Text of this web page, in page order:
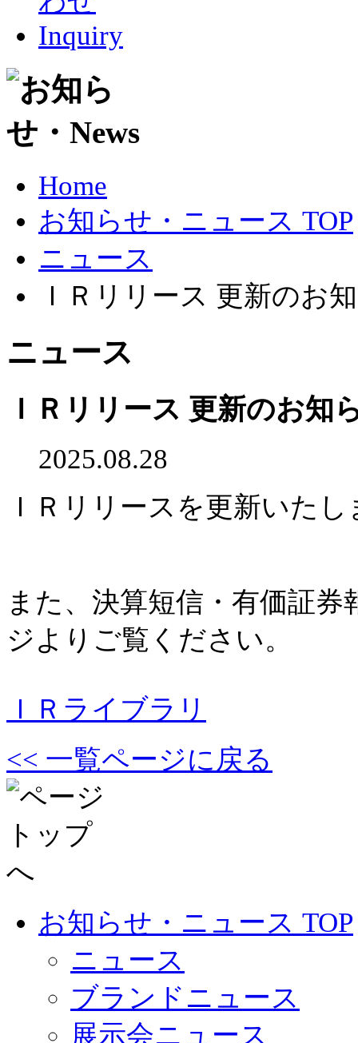
Home
お知らせ・ニュース TOP
ニュース
ＩＲリリース 更新のお
ニュース
ＩＲリリース 更新のお知
2025.08.28
ＩＲリリースを更新いた
また、決算短信・有価証
ジよりご覧ください。
ＩＲライブラリ
<< 一覧ページに戻る
お知らせ・ニュース TOP
ニュース
ブランドニュース
展示会ニュース